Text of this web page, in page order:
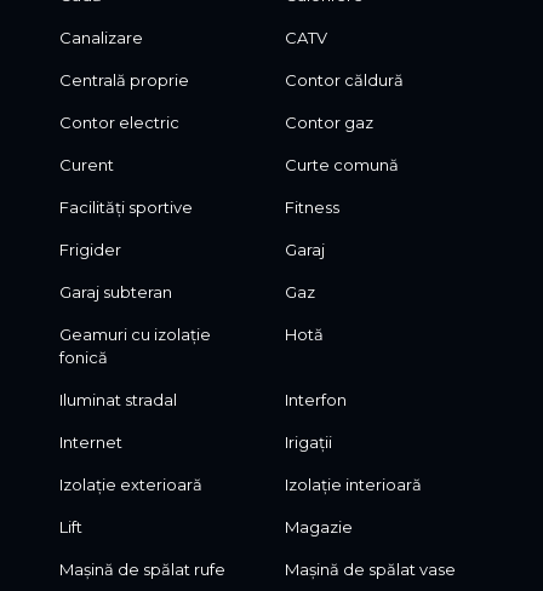
personalizată, vă invităm să vizitați website-ul D’HOMES:
Canalizare CATV
Centrală proprie Contor căldură
Contor electric Contor gaz
Curent Curte comună
Facilități sportive Fitness
Frigider Garaj
Garaj subteran Gaz
Geamuri cu izolație
fonică
Hotă
Iluminat stradal Interfon
Internet Irigații
Izolație exterioară Izolație interioară
Lift Magazie
Mașină de spălat rufe Mașină de spălat vase